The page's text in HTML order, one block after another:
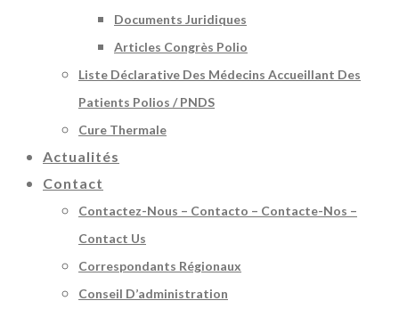
Documents Juridiques
Articles Congrès Polio
Liste Déclarative Des Médecins Accueillant Des
Patients Polios / PNDS
Cure Thermale
Actualités
Contact
Contactez-Nous – Contacto – Contacte-Nos –
Contact Us
Correspondants Régionaux
Conseil D’administration